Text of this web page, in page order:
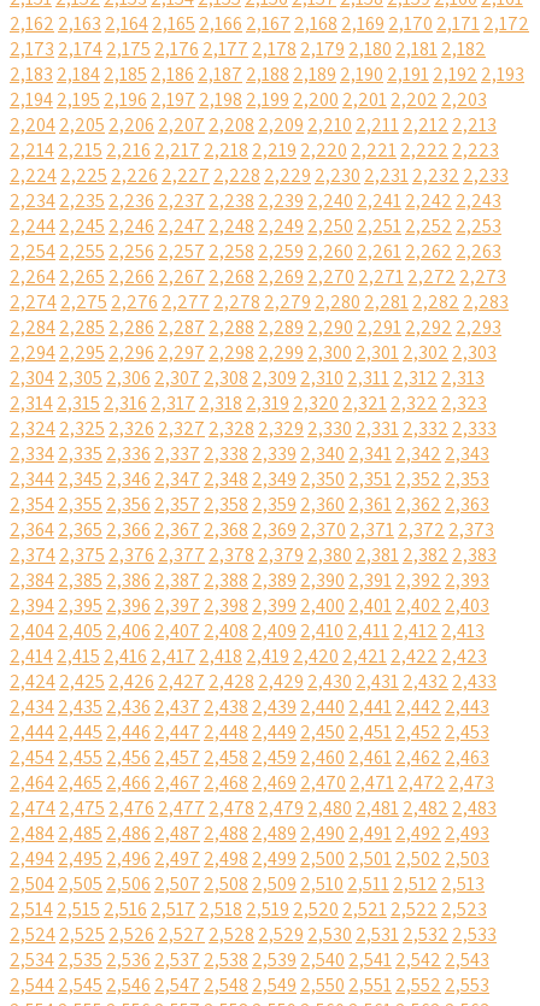
2,162 2,163 2,1642,165 2,166 2,167 2,168 2,169 2,170 2,1712,172
2,173 2,1742,175 2,176 2,177 2,178 2,179 2,180 2,1812,182
2,183 2,1842,185 2,186 2,187 2,188 2,189 2,190 2,1912,192 2,193
2,1942,195 2,196 2,197 2,198 2,199 2,200 2,2012,202 2,203
2,2042,205 2,206 2,207 2,208 2,209 2,210 2,2112,212 2,213
2,2142,215 2,216 2,217 2,218 2,219 2,220 2,2212,222 2,223
2,2242,225 2,226 2,227 2,228 2,229 2,230 2,2312,232 2,233
2,2342,235 2,236 2,237 2,238 2,239 2,240 2,2412,242 2,243
2,2442,245 2,246 2,247 2,248 2,249 2,250 2,2512,252 2,253
2,2542,255 2,256 2,257 2,258 2,259 2,260 2,2612,262 2,263
2,2642,265 2,266 2,267 2,268 2,269 2,270 2,2712,272 2,273
2,2742,275 2,276 2,277 2,278 2,279 2,280 2,2812,282 2,283
2,2842,285 2,286 2,287 2,288 2,289 2,290 2,2912,292 2,293
2,2942,295 2,296 2,297 2,298 2,299 2,300 2,3012,302 2,303
2,3042,305 2,306 2,307 2,308 2,309 2,310 2,3112,312 2,313
2,3142,315 2,316 2,317 2,318 2,319 2,320 2,3212,322 2,323
2,3242,325 2,326 2,327 2,328 2,329 2,330 2,3312,332 2,333
2,3342,335 2,336 2,337 2,338 2,339 2,340 2,3412,342 2,343
2,3442,345 2,346 2,347 2,348 2,349 2,350 2,3512,352 2,353
2,3542,355 2,356 2,357 2,358 2,359 2,360 2,3612,362 2,363
2,3642,365 2,366 2,367 2,368 2,369 2,370 2,3712,372 2,373
2,3742,375 2,376 2,377 2,378 2,379 2,380 2,3812,382 2,383
2,3842,385 2,386 2,387 2,388 2,389 2,390 2,3912,392 2,393
2,3942,395 2,396 2,397 2,398 2,399 2,400 2,4012,402 2,403
2,4042,405 2,406 2,407 2,408 2,409 2,410 2,4112,412 2,413
2,4142,415 2,416 2,417 2,418 2,419 2,420 2,4212,422 2,423
2,4242,425 2,426 2,427 2,428 2,429 2,430 2,4312,432 2,433
2,4342,435 2,436 2,437 2,438 2,439 2,440 2,4412,442 2,443
2,4442,445 2,446 2,447 2,448 2,449 2,450 2,4512,452 2,453
2,4542,455 2,456 2,457 2,458 2,459 2,460 2,4612,462 2,463
2,4642,465 2,466 2,467 2,468 2,469 2,470 2,4712,472 2,473
2,4742,475 2,476 2,477 2,478 2,479 2,480 2,4812,482 2,483
2,4842,485 2,486 2,487 2,488 2,489 2,490 2,4912,492 2,493
2,4942,495 2,496 2,497 2,498 2,499 2,500 2,5012,502 2,503
2,5042,505 2,506 2,507 2,508 2,509 2,510 2,5112,512 2,513
2,5142,515 2,516 2,517 2,518 2,519 2,520 2,5212,522 2,523
2,5242,525 2,526 2,527 2,528 2,529 2,530 2,5312,532 2,533
2,5342,535 2,536 2,537 2,538 2,539 2,540 2,5412,542 2,543
2,5442,545 2,546 2,547 2,548 2,549 2,550 2,5512,552 2,553